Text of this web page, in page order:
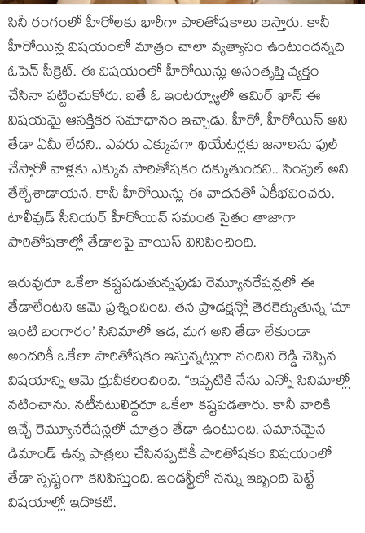
సినీ రంగంలో హీరోలకు భారీగా పారితోషకాలు ఇస్తారు. కానీ
హీరోయిన్ల విషయంలో మాత్రం చాలా వ్యత్యాసం ఉంటుందన్నది
ఓపెన్ సీక్రెట్. ఈ విషయంలో హీరోయిన్లు అసంతృప్తి వ్యక్తం
చేసినా పట్టించుకోరు. ఐతే ఓ ఇంటర్వ్యూలో ఆమిర్ ఖాన్ ఈ
విషయమై ఆసక్తికర సమాధానం ఇచ్చాడు. హీరో, హీరోయిన్ అని
తేడా ఏమీ లేదని.. ఎవరు ఎక్కువగా థియేటర్లకు జనాలను పుల్
చేస్తారో వాళ్లకు ఎక్కువ పారితోషకం దక్కుతుందని.. సింపుల్ అని
తేల్చేశాడాయన. కానీ హీరోయిన్లు ఈ వాదనతో ఏకీభవించరు.
టాలీవుడ్ సీనియర్ హీరోయిన్ సమంత సైతం తాజాగా
పారితోషకాల్లో తేడాలపై వాయిస్ వినిపించింది.
ఇరువురూ ఒకేలా కష్టపడుతున్నపుడు రెమ్యూనరేషన్లలో ఈ
తేడాలేంటని ఆమె ప్రశ్నించింది. తన ప్రొడక్షన్లో తెరకెక్కుతున్న ‘మా
ఇంటి బంగారం’ సినిమాలో ఆడ, మగ అని తేడా లేకుండా
అందరికీ ఒకేలా పారితోషకం ఇస్తున్నట్లుగా నందిని రెడ్డి చెప్పిన
విషయాన్ని ఆమె ధ్రువీకరించింది. ‘‘ఇప్పటికి నేను ఎన్నో సినిమాల్లో
నటించాను. నటీనటులిద్దరూ ఒకేలా కష్టపడతారు. కానీ వారికి
ఇచ్చే రెమ్యూనరేషన్లలో మాత్రం తేడా ఉంటుంది. సమానమైన
డిమాండ్ ఉన్న పాత్రలు చేసినప్పటికీ పారితోషకం విషయంలో
తేడా స్పష్టంగా కనిపిస్తుంది. ఇండస్ట్రీలో నన్ను ఇబ్బంది పెట్టే
విషయాల్లో ఇదొకటి.